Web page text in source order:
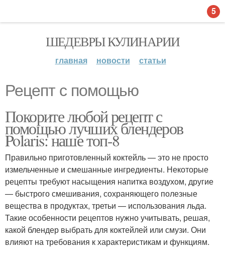
ШЕДЕВРЫ КУЛИНАРИИ
главная новости статьи
Рецепт с помощью
Покорите любой рецепт с
помощью лучших блендеров
Polaris: наше топ-8
Правильно приготовленный коктейль — это не просто
измельченные и смешанные ингредиенты. Некоторые
рецепты требуют насыщения напитка воздухом, другие
— быстрого смешивания, сохраняющего полезные
вещества в продуктах, третьи — использования льда.
Такие особенности рецептов нужно учитывать, решая,
какой блендер выбрать для коктейлей или смузи. Они
влияют на требования к характеристикам и функциям.
5